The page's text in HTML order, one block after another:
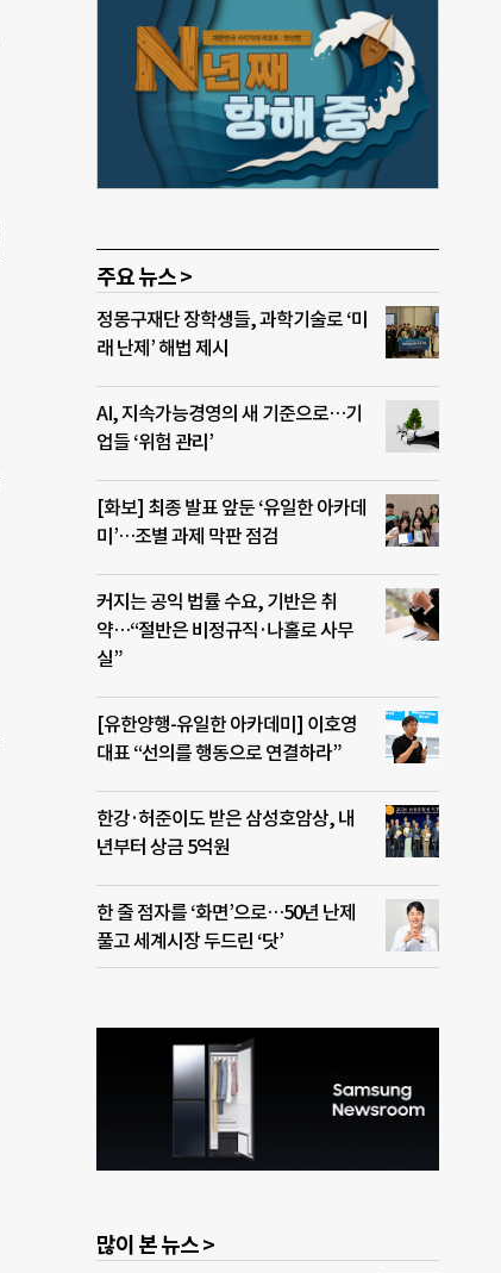
주요 뉴스 >
정몽구재단 장학생들, 과학기술로 ‘미
래 난제’ 해법 제시
AI, 지속가능경영의 새 기준으로…기
업들 ‘위험 관리’
[화보] 최종 발표 앞둔 ‘유일한 아카데
미’…조별 과제 막판 점검
커지는 공익 법률 수요, 기반은 취
약…“절반은 비정규직·나홀로 사무
실”
[유한양행-유일한 아카데미] 이호영
대표 “선의를 행동으로 연결하라”
한강·허준이도 받은 삼성호암상, 내
년부터 상금 5억원
한 줄 점자를 ‘화면’으로…50년 난제
풀고 세계시장 두드린 ‘닷’
많이 본 뉴스 >